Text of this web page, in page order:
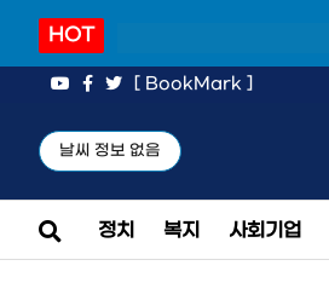
HOT
[ BookMark ]
날씨 정보 없음
정치 복지 사회기업